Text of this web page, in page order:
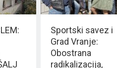
Sportski savez i
Grad Vranje:
Obostrana
radikalizacija,